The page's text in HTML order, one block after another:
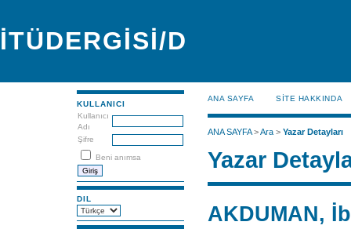
İTÜDERGİSİ/D
KULLANICI
Kullanıcı
Adı
Şifre
Beni anımsa
DIL
ANA SAYFA SİTE HAKKINDA
ANA SAYFA>Ara> Yazar Detayları
Yazar
AKDUMAN,